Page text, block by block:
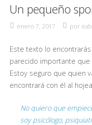
Un pequeño
enero 7, 2017 por eab
Este texto lo
parecido importante
Estoy seguro que quien
encontrará con él al
No quiero que
soy psicólogo,